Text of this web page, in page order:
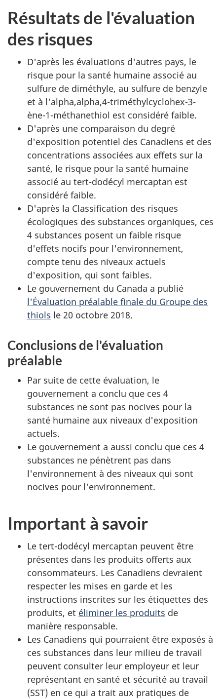
Résultats de l'évaluation
des risques
D'après les évaluations d'autres pays, le
risque pour la santé humaine associé au
sulfure de diméthyle, au sulfure de benzyle
et à l'alpha,alpha,4-triméthylcyclohex-3-
ène-1-méthanethiol est considéré faible.
D'après une comparaison du degré
d'exposition potentiel des Canadiens et des
concentrations associées aux effets sur la
santé, le risque pour la santé humaine
associé au tert-dodécyl mercaptan est
considéré faible.
D'après la Classification des risques
écologiques des substances organiques, ces
4 substances posent un faible risque
d'effets nocifs pour l'environnement,
compte tenu des niveaux actuels
d'exposition, qui sont faibles.
Le gouvernement du Canada a publié
l'Évaluation préalable finale du Groupe des
thiols le 20 octobre 2018.
Conclusions de l'évaluation
préalable
Par suite de cette évaluation, le
gouvernement a conclu que ces 4
substances ne sont pas nocives pour la
santé humaine aux niveaux d'exposition
actuels.
Le gouvernement a aussi conclu que ces 4
substances ne pénètrent pas dans
l'environnement à des niveaux qui sont
nocives pour l'environnement.
Important à savoir
Le tert-dodécyl mercaptan peuvent être
présentes dans les produits offerts aux
consommateurs. Les Canadiens devraient
respecter les mises en garde et les
instructions inscrites sur les étiquettes des
produits, et éliminer les produits de
manière responsable.
Les Canadiens qui pourraient être exposés à
ces substances dans leur milieu de travail
peuvent consulter leur employeur et leur
représentant en santé et sécurité au travail
(SST) en ce qui a trait aux pratiques de